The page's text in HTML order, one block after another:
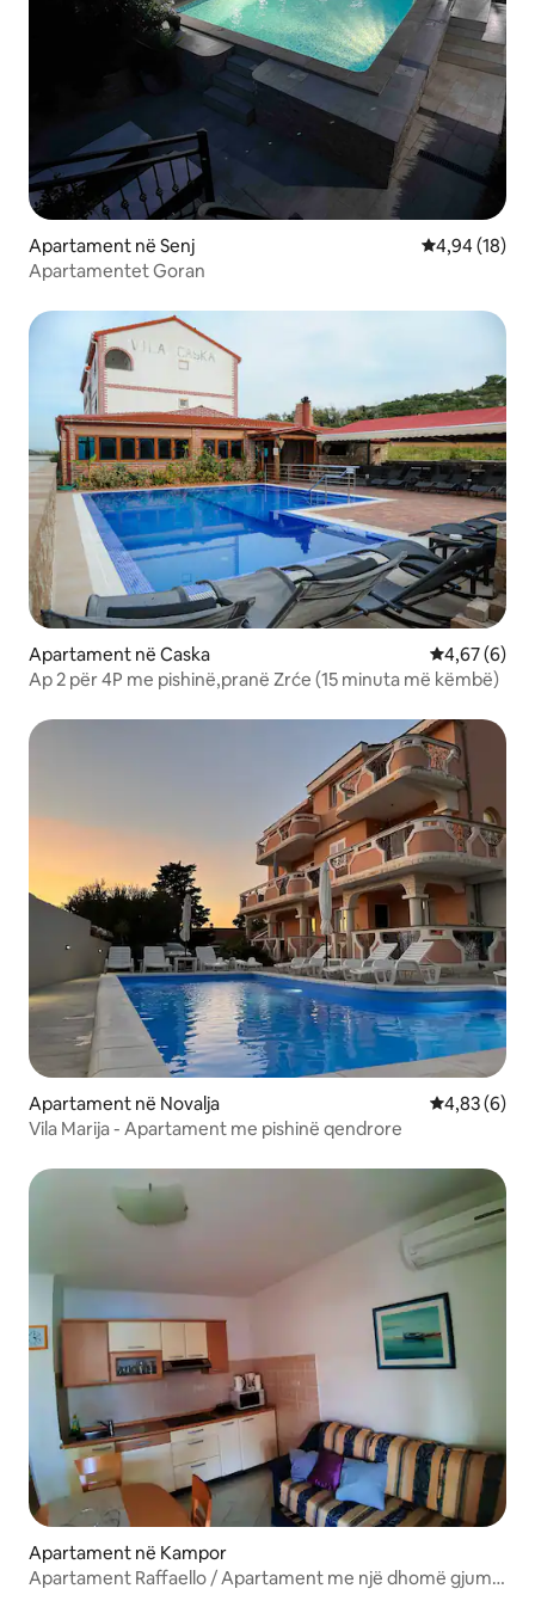
Apartament në Senj Vlerësimi
4,94 (18)
Apartamentet Goran
Apartament në Caska Vlerësimi
4,67 (6)
Ap 2 për 4P me pishinë,pranë Zrće (15 minuta më këmbë)
Apartament në Novalja Vlerësimi
4,83 (6)
Vila Marija - Apartament me pishinë qendrore
Apartament në Kampor
Apartament Raffaello / Apartament me një dhomë gjumi